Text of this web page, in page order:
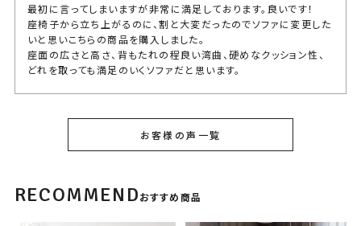
最初に言ってしまいますが非常に満足しております。良いです！
座椅子から立ち上がるのに、割と大変だったのでソファに変更した
いと思いこちらの商品を購入しました。
座面の広さと高さ、背もたれの程良い湾曲、硬めなクッション性、
どれを取っても満足のいくソファだと思います。
ファ 4HYS-01-CN
お客様の声一覧
RECOMMENDおすすめ商品